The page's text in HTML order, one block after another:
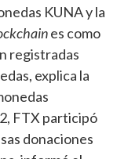
KUNA y la
es como
registradas
explica la
FTX participó
donaciones